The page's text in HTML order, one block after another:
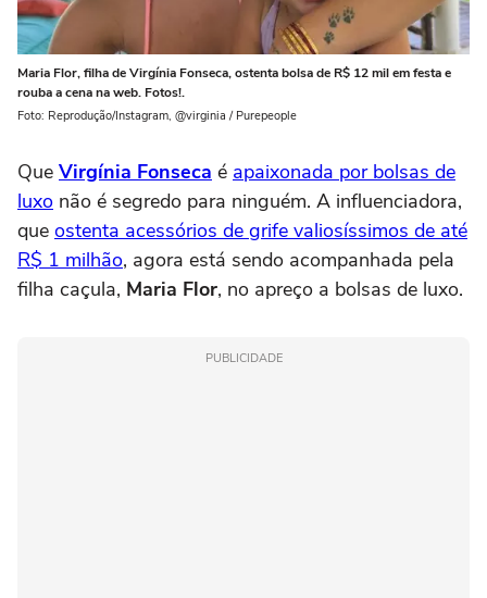
Maria Flor, filha de Virgínia Fonseca, ostenta bolsa de R$ 12 mil em festa e
rouba a cena na web. Fotos!.
Foto: Reprodução/Instagram, @virginia / Purepeople
Que Virgínia Fonseca é apaixonada por bolsas de
luxo não é segredo para ninguém. A influenciadora,
que ostenta acessórios de grife valiosíssimos de até
R$ 1 milhão, agora está sendo acompanhada pela
filha caçula, Maria Flor, no apreço a bolsas de luxo.
PUBLICIDADE